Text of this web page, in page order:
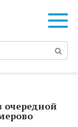
очередной